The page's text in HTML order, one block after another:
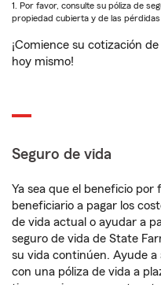
1. Por favor, consulte su póliza de
propiedad cubierta y de las pérdidas
¡Comience su cotización de
hoy mismo!
Seguro de vida
Ya sea que el beneficio por
beneficiario a pagar los
de vida actual o ayudar a
seguro de vida de State
su vida continúen. Ayude
con una póliza de vida a